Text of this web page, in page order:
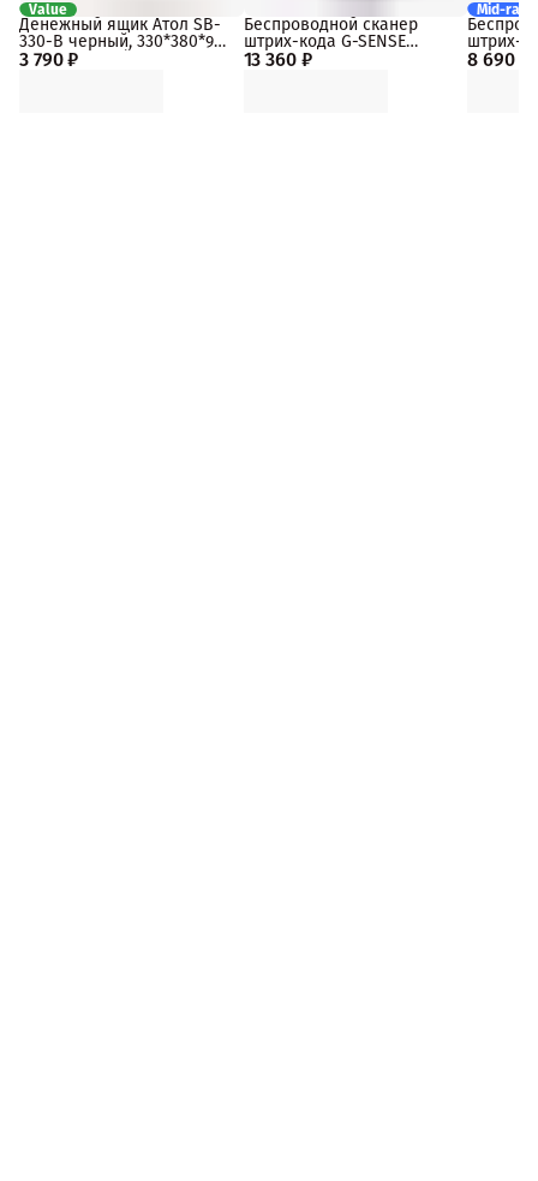
Value
3 790 ₽
Денежный ящик Атол SB-
330-B черный, 330*380*90,
механический
13 360 ₽
Беспроводной сканер
штрих-кода G-SENSE
IS1408BT HD 2D Bluetooth,
Mid-
8 690 ₽
штрих-